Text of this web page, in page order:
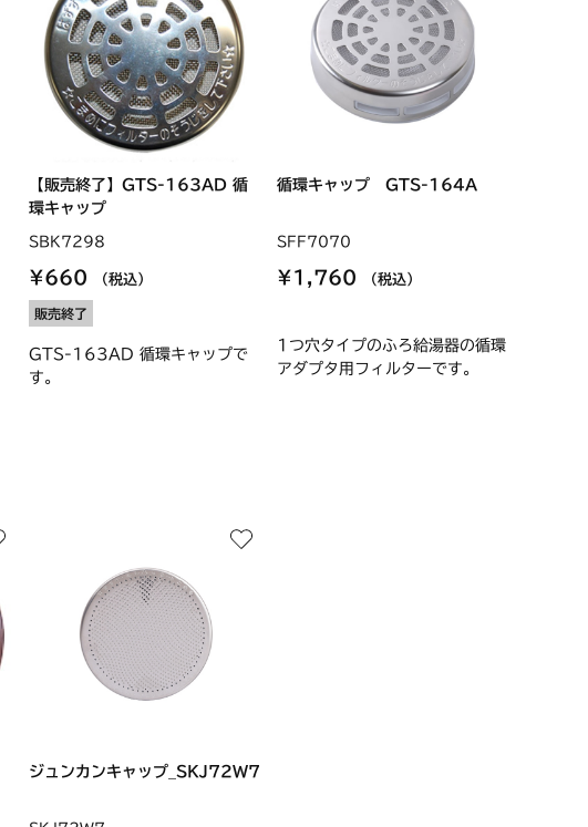
【販売終了】GTS-163AD 循
環キャップ
SBK7298
¥660 （税込）
販売終了
GTS-163AD 循環キャップで
す。
循環キャップ GTS-164A
SFF7070
¥1,760 （税込）
1つ穴タイプのふろ給湯器の循環
アダプタ用フィルターです。
ジュンカンキャップ_SKJ72W7